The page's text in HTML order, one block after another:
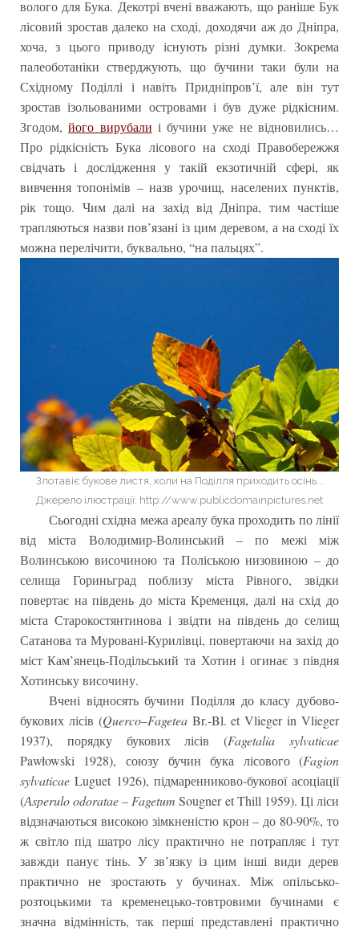
волого для Бука. Декотрі вчені вважають, що раніше Бук
лісовий зростав далеко на сході, доходячи аж до Дніпра,
хоча, з цього приводу існують різні думки. Зокрема
палеоботаніки стверджують, що бучини таки були на
Східному Поділлі і навіть Придніпров’ї, але він тут
зростав ізольованими островами і був дуже рідкісним.
Згодом,його вирубали і бучини уже не відновились…
Про рідкісність Бука лісового на сході Правобережжя
свідчать і дослідження у такій екзотичній сфері, як
вивчення топонімів – назв урочищ, населених пунктів,
рік тощо. Чим далі на захід від Дніпра, тим частіше
трапляються назви пов’язані із цим деревом, а на сході їх
можна перелічити, буквально, “на пальцях”.
Злотавіє букове листя, коли на Поділля приходить осінь...
Джерело ілюстрації: http://www.publicdomainpictures.net
Сьогодні східна межа ареалу бука проходить по лінії
від міста Володимир-Волинський – по межі між
Волинською височиною та Поліською низовиною – до
селища Гориньград поблизу міста Рівного, звідки
повертає на південь до міста Кременця, далі на схід до
міста Старокостянтинова і звідти на південь до селищ
Сатанова та Муровані-Курилівці, повертаючи на захід до
міст Кам’янець-Подільський та Хотин і огинає з півдня
Хотинську височину.
Вчені відносять бучини Поділля до класу дубово-
букових лісів (Querco–FageteaBr.-Bl. et Vlieger in Vlieger
1937), порядку букових лісів (Fagetalia sylvaticae
Pawłowski 1928), союзу бучин бука лісового (Fagion
sylvaticaeLuguet 1926), підмаренниково-букової асоціації
(Аsperulo odoratae – Fagetum Sougner et Thill 1959). Ці ліси
відзначаються високою зімкненістю крон – до 80-90%, то
ж світло під шатро лісу практично не потрапляє і тут
завжди панує тінь. У зв’язку із цим інші види дерев
практично не зростають у бучинах. Між опільсько-
розтоцькими та кременецько-товтровими бучинами є
значна відмінність, так перші представлені практично